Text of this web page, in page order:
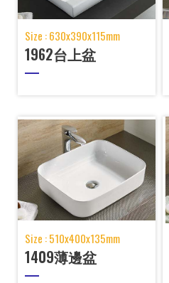
Size : 630x390x115mm
1962台上盆
Size : 510x400x135mm
1409薄邊盆